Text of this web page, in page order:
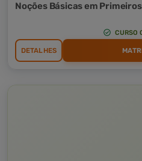
Noções Básicas em
CURSO
DETALHES